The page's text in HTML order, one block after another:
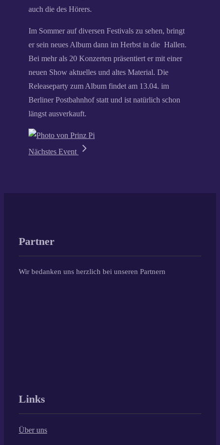
auch die des Hörers.
Im Sommer auf diversen Festivals zu sehen, bringt
er sein neues Album dann im Herbst in die Hallen.
Bei mehr als 20 Konzerten präsentiert er mit einer
neuen Show aktuelles und altes Material. Die
Releaseparty zum Album findet am 13.04. im
Berliner Postbahnhof statt und ist natürlich schon
längst ausverkauft.
Nächstes Event
Partner
Wir bedanken uns herzlich bei unseren Partnern
Links
Über uns